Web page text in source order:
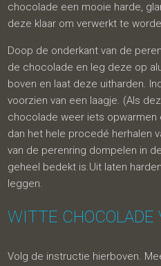
chocolade een mooie harde,
deze klaar om verwerkt te
Doop de onderkant van de
de chocolade en leg deze op
boven en laat deze uitharden.
voorzien van een laagje. (Als
chocolade weer iets opwarmen
dan het hele procedé herhalen
van de perenring dompelen in
geheel bedekt is.Uit laten
leggen.
WITTE CHOCOLADE
Volg de instructie hierboven.